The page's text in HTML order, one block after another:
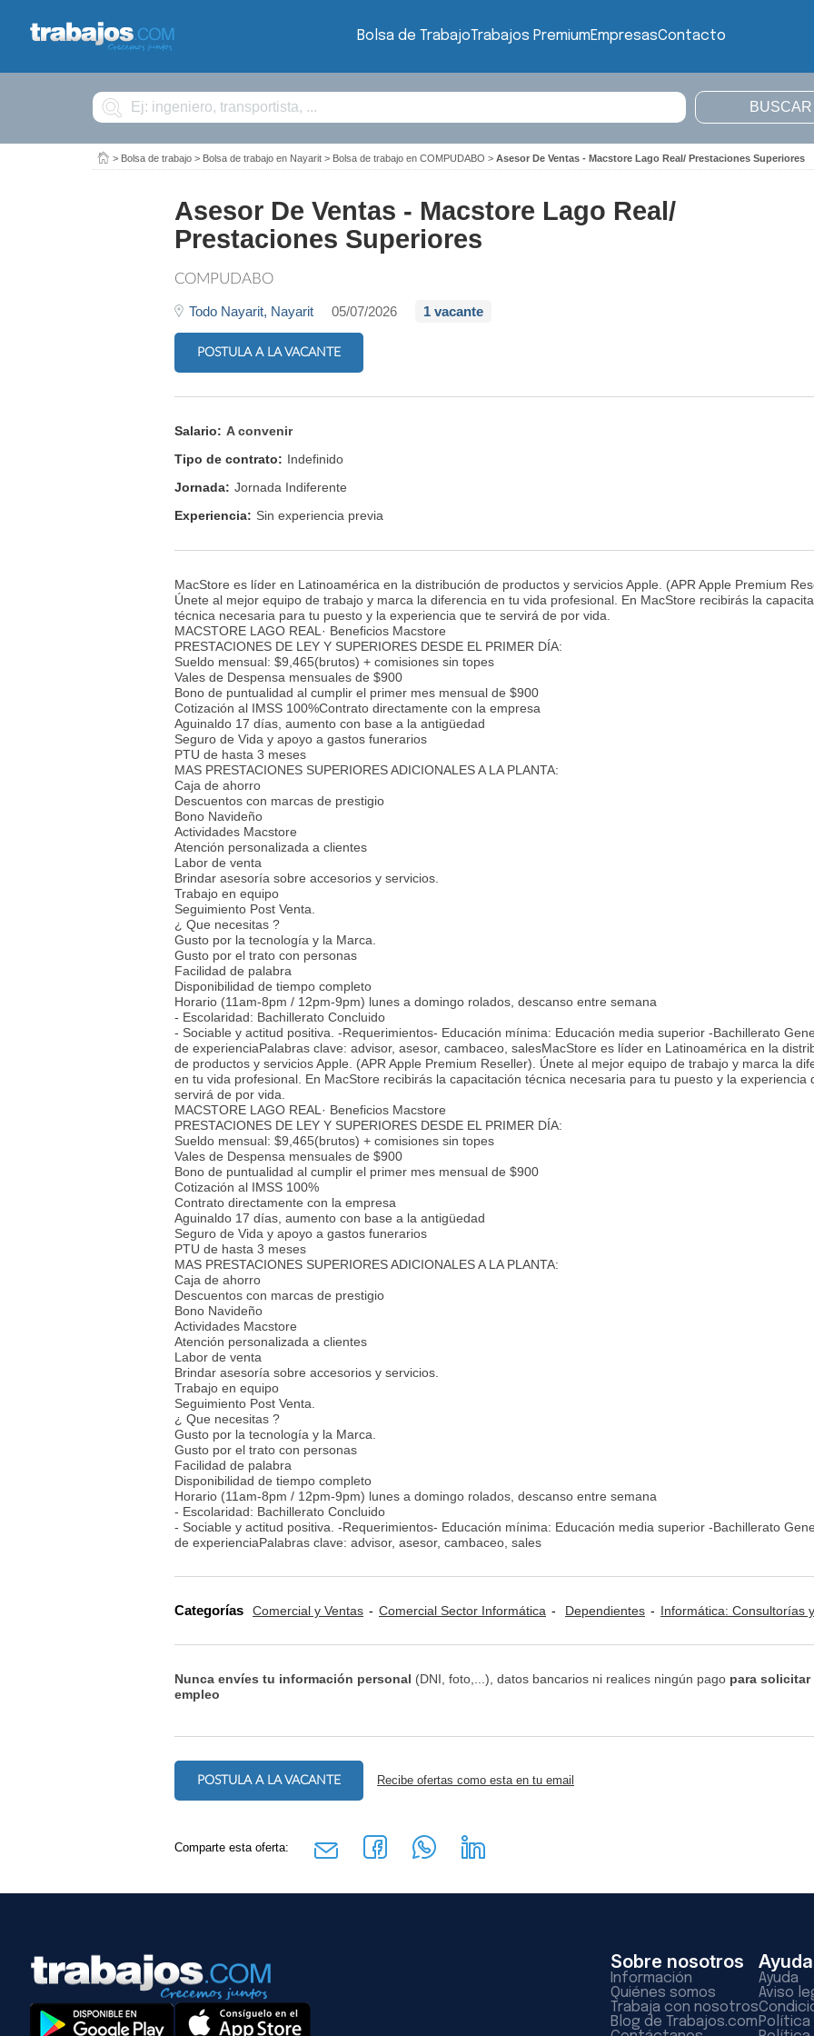
Bolsa de TrabajoTrabajos PremiumEmpresasContacto
Buscar
> Bolsa de trabajo > Bolsa de trabajo en Nayarit > Bolsa de trabajo en COMPUDABO > Asesor De Ventas - Macstore Lago Real/ Prestaciones Superiores
Asesor De Ventas - Macstore Lago Real/
Prestaciones Superiores
COMPUDABO
Todo Nayarit, Nayarit 05/07/2026 1 vacante
POSTULA A LA VACANTE
Salario: A convenir
Tipo de contrato: Indefinido
Jornada: Jornada Indiferente
Experiencia: Sin experiencia previa
MacStore es líder en Latinoamérica en la distribución de productos y servicios Apple. (APR Apple Premium
Únete al mejor equipo de trabajo y marca la diferencia en tu vida profesional. En MacStore recibirás la
técnica necesaria para tu puesto y la experiencia que te servirá de por vida.
MACSTORE LAGO REAL· Beneficios Macstore
PRESTACIONES DE LEY Y SUPERIORES DESDE EL PRIMER DÍA:
Sueldo mensual: $9,465(brutos) + comisiones sin topes
Vales de Despensa mensuales de $900
Bono de puntualidad al cumplir el primer mes mensual de $900
Cotización al IMSS 100%Contrato directamente con la empresa
Aguinaldo 17 días, aumento con base a la antigüedad
Seguro de Vida y apoyo a gastos funerarios
PTU de hasta 3 meses
MAS PRESTACIONES SUPERIORES ADICIONALES A LA PLANTA:
Caja de ahorro
Descuentos con marcas de prestigio
Bono Navideño
Actividades Macstore
Atención personalizada a clientes
Labor de venta
Brindar asesoría sobre accesorios y servicios.
Trabajo en equipo
Seguimiento Post Venta.
¿ Que necesitas ?
Gusto por la tecnología y la Marca.
Gusto por el trato con personas
Facilidad de palabra
Disponibilidad de tiempo completo
Horario (11am-8pm / 12pm-9pm) lunes a domingo rolados, descanso entre semana
- Escolaridad: Bachillerato Concluido
- Sociable y actitud positiva. -Requerimientos- Educación mínima: Educación media superior -Bachillerato
de experienciaPalabras clave: advisor, asesor, cambaceo, salesMacStore es líder en Latinoamérica en la
de productos y servicios Apple. (APR Apple Premium Reseller). Únete al mejor equipo de trabajo y marca la
en tu vida profesional. En MacStore recibirás la capacitación técnica necesaria para tu puesto y la experiencia
servirá de por vida.
MACSTORE LAGO REAL· Beneficios Macstore
PRESTACIONES DE LEY Y SUPERIORES DESDE EL PRIMER DÍA:
Sueldo mensual: $9,465(brutos) + comisiones sin topes
Vales de Despensa mensuales de $900
Bono de puntualidad al cumplir el primer mes mensual de $900
Cotización al IMSS 100%
Contrato directamente con la empresa
Aguinaldo 17 días, aumento con base a la antigüedad
Seguro de Vida y apoyo a gastos funerarios
PTU de hasta 3 meses
MAS PRESTACIONES SUPERIORES ADICIONALES A LA PLANTA:
Caja de ahorro
Descuentos con marcas de prestigio
Bono Navideño
Actividades Macstore
Atención personalizada a clientes
Labor de venta
Brindar asesoría sobre accesorios y servicios.
Trabajo en equipo
Seguimiento Post Venta.
¿ Que necesitas ?
Gusto por la tecnología y la Marca.
Gusto por el trato con personas
Facilidad de palabra
Disponibilidad de tiempo completo
Horario (11am-8pm / 12pm-9pm) lunes a domingo rolados, descanso entre semana
- Escolaridad: Bachillerato Concluido
- Sociable y actitud positiva. -Requerimientos- Educación mínima: Educación media superior -Bachillerato
de experienciaPalabras clave: advisor, asesor, cambaceo, sales
Categorías Comercial y Ventas Comercial Sector Informática Dependientes Informática: Consultorías y
Nunca envíes tu información personal (DNI, foto,...), datos bancarios ni realices ningún pago para solicitar
empleo
POSTULA A LA VACANTE Recibe ofertas como esta en tu email
Comparte esta oferta:
Sobre nosotros
Información
Quiénes somos
Trabaja con nosotros
Blog de Trabajos.com
Ayuda
Ayuda
Aviso